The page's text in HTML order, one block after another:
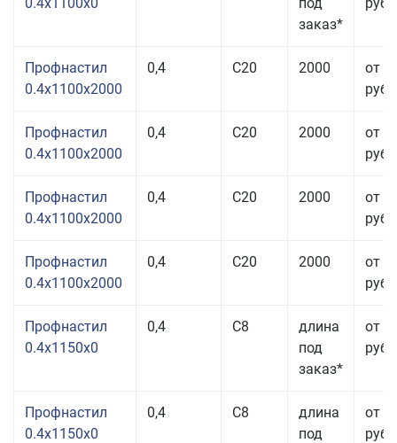
заказ*
Профнастил
0.4x1100x2000
0,4 С20 2000
от
руб.
Профнастил
0.4x1100x2000
0,4 С20 2000
от
руб.
Профнастил
0.4x1100x2000
0,4 С20 2000
от
руб.
Профнастил
0.4x1100x2000
0,4 С20 2000
от
руб.
Профнастил
0.4x1150x0
0,4 С8
длина
под
заказ*
от
руб.
Профнастил
0.4x1150x0
0,4 С8
длина
под
от
руб.